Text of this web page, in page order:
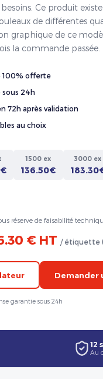
Ce produit
de différentes
graphique de ce
la commande passée.
100% offerte
24h
72h après validation
au choix
1500 ex
136.50€
3000 ex
réserve de faisabilité
€ HT / étiquette
Demander
garantie sous 24h
12
Au